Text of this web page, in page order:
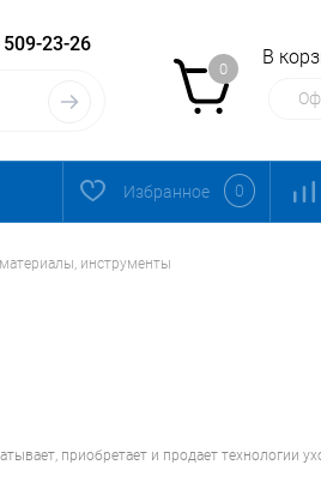
23-26
0
В
Избранное 0
инструменты
приобретает и продает технологии